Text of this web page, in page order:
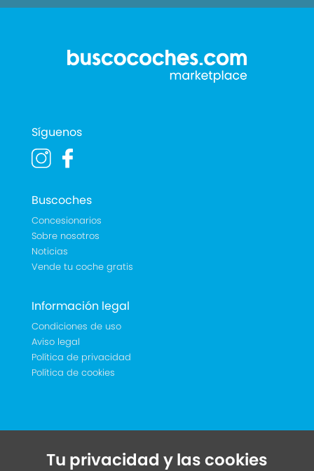
Síguenos
Buscoches
Concesionarios
Sobre nosotros
Noticias
Vende tu coche gratis
Información legal
Condiciones de uso
Aviso legal
Política de privacidad
Política de cookies
Tu privacidad y las cookies